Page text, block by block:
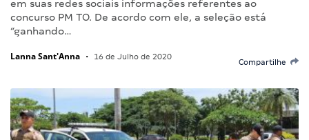
em suas redes sociais informações referentes ao
concurso PM TO. De acordo com ele, a seleção está
“ganhando…
Lanna Sant'Anna • 16 de Julho de 2020
Compartilhe